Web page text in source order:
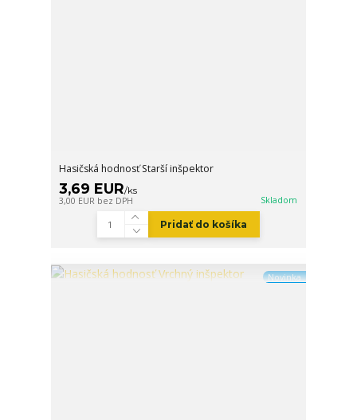
Hasičská hodnosť Starší inšpektor
3,69 EUR/ks
3,00 EUR bez DPH Skladom
Pridať do košíka
Novinka